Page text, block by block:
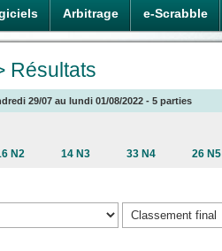
Arbitrage e-Scrabble
Résultats
29/07 au lundi 01/08/2022 - 5 parties
N2 14 N3 33 N4 26 N5